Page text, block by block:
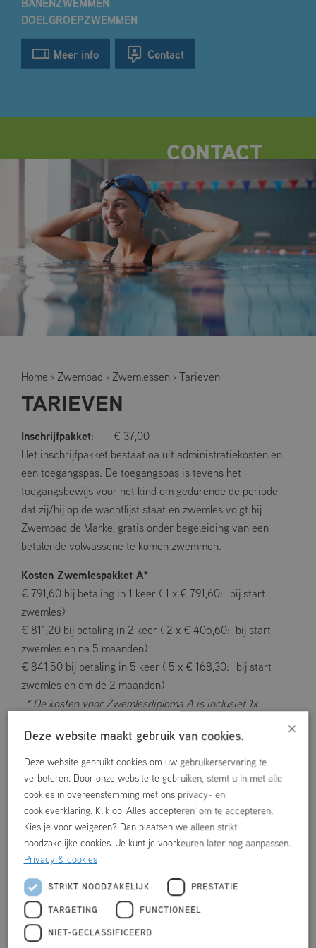
DOELGROEPZWEMMEN
Meer info Contact
Home › Zwembad › Zwemlessen › Tarieven
TARIEVEN
Inschrijfpakket: € 37,00
Het inschrijfpakket bestaat oa uit administratiekosten en
een toegangspas. De toegangspas is tevens het
toegangsbewijs voor het kind om gedurende de periode
dat zij/hij op de wachtlijst staat en zwemles volgt bij
Zwembad de Marke, gratis onder begeleiding van een
betalende volwassene te komen zwemmen.
Kosten Zwemlespakket A*
€ 791,60 bij betaling in 1 keer ( 1 x € 791,60: bij start
zwemles)
€ 811,20 bij betaling in 2 keer ( 2 x € 405,60: bij start
zwemles en na 5 maanden)
€ 841,50 bij betaling in 5 keer ( 5 x € 168,30: bij start
zwemles en om de 2 maanden)
* De kosten voor Zwemlesdiploma A is inclusief 1x
€ 968,40 bij betaling in 1 keer ( 1 x € 968,40: bij start
€ 998,40 bij betaling in 3 keer ( 3 x € 332,80: bij start
zwemles en om 4 de maanden)
€ 1.027,20 bij betaling in 6 keer ( 6 x € 171,20: bij start
zwemles en om de 2 maanden)
* De kosten voor Zwemlesdiploma A en B zijn inclusief 2x
diplomakosten
Kosten Zwemlespakket ABC*
€ 1.148,20 bij betaling in 1 keer ( 1 x € 1.148,20: bij start
×
Deze website maakt gebruik van cookies.
Deze website gebruikt cookies om uw gebruikerservaring te
verbeteren. Door onze website te gebruiken, stemt u in met alle
cookies in overeenstemming met ons privacy- en
cookieverklaring. Klik op 'Alles accepteren' om te accepteren.
Kies je voor weigeren? Dan plaatsen we alleen strikt
noodzakelijke cookies. Je kunt je voorkeuren later nog aanpassen.
Privacy & cookies
STRIKT NOODZAKELIJK PRESTATIE
TARGETING FUNCTIONEEL
NIET-GECLASSIFICEERD